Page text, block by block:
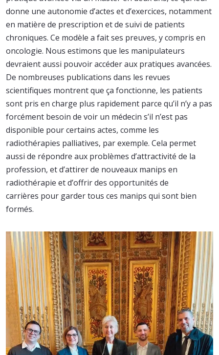
donne une autonomie d’actes et d’exercices, notamment
en matière de prescription et de suivi de patients
chroniques. Ce modèle a fait ses preuves, y compris en
oncologie. Nous estimons que les manipulateurs
devraient aussi pouvoir accéder aux pratiques avancées.
De nombreuses publications dans les revues
scientifiques montrent que ça fonctionne, les patients
sont pris en charge plus rapidement parce qu’il n’y a pas
forcément besoin de voir un médecin s’il n’est pas
disponible pour certains actes, comme les
radiothérapies palliatives, par exemple. Cela permet
aussi de répondre aux problèmes d’attractivité de la
profession, et d’attirer de nouveaux manips en
radiothérapie et d’offrir des opportunités de
carrières pour garder tous ces manips qui sont bien
formés.